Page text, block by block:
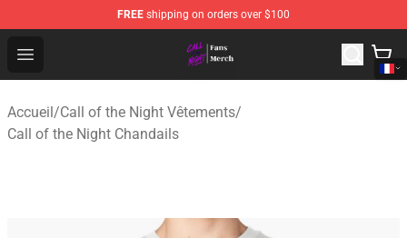
FREE shipping on orders over $100
Open menu
Call of the Night Store - Official Call of the Night
Accueil/Call of the Night Vêtements/
Call of the Night Chandails